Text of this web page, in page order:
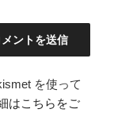
を使って
はこちらをご